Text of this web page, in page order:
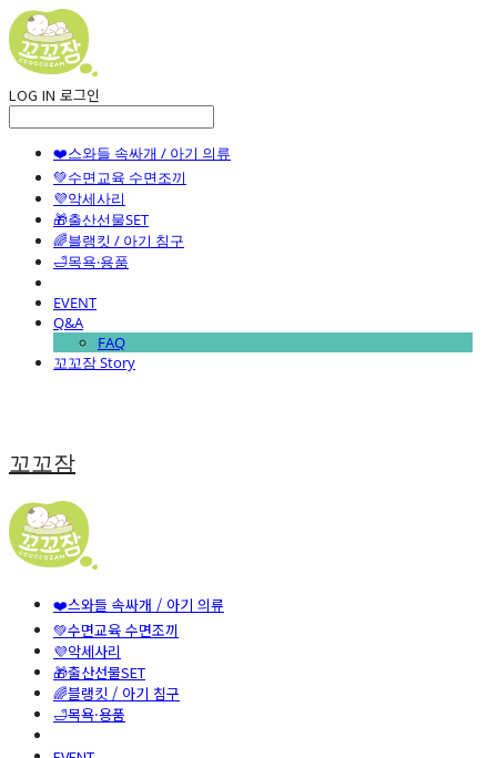
LOG IN 로그인
❤️스와들 속싸개 / 아기 의류
💚수면교육 수면조끼
💜악세사리
🎁출산선물SET
🌈블랭킷 / 아기 침구
🛁목욕·용품
EVENT
Q&A
FAQ
꼬꼬잠 Story
꼬꼬잠
❤️스와들 속싸개 / 아기 의류
💚수면교육 수면조끼
💜악세사리
🎁출산선물SET
🌈블랭킷 / 아기 침구
🛁목욕·용품